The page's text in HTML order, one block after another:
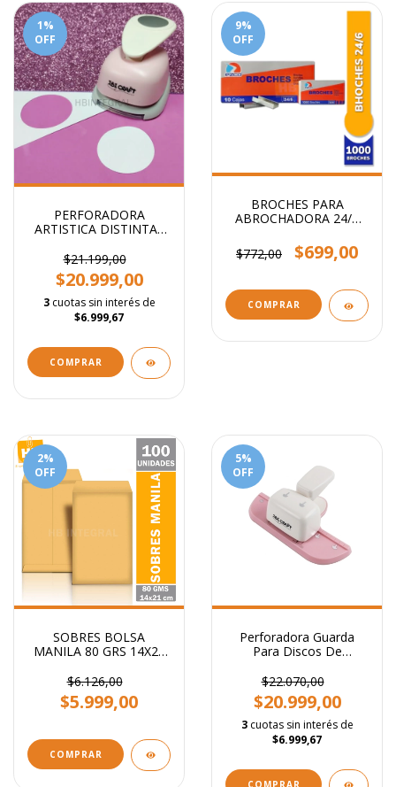
1%
OFF
PERFORADORA
ARTISTICA DISTINTAS
$21.199,00
$20.999,00
3 cuotas sin interés de
$6.999,67
COMPRAR
9%
OFF
BROCHES PARA
ABROCHADORA 24/6
$772,00
$699,00
COMPRAR
2%
OFF
SOBRES BOLSA
MANILA 80 GRS 14X21
$6.126,00
$5.999,00
COMPRAR
5%
OFF
Perforadora Guarda
Para Discos De
$22.070,00
$20.999,00
3 cuotas sin interés de
$6.999,67